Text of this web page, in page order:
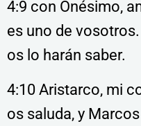
4:9 con Onésimo,
es uno de
os lo harán saber.
4:10 Aristarco, mi
os saluda, y